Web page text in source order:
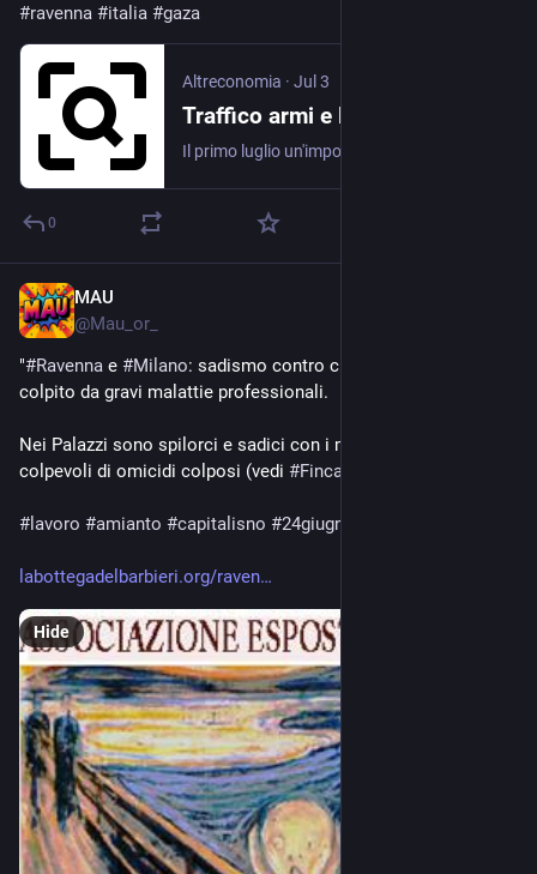
#ravenna #italia #gaza
Altreconomia · Jul 3
0
MAU
@Mau_or_
"#Ravenna e #Milano: sadismo contro chi lavora e viene
colpito da gravi malattie professionali.
Nei Palazzi sono spilorci e sadici con i malati, generosi con i
colpevoli di omicidi colposi (vedi #Fincantieri
# lavoro #amianto #capitalisno #24giugno
labottegadelbarbieri.org/raven
Hide